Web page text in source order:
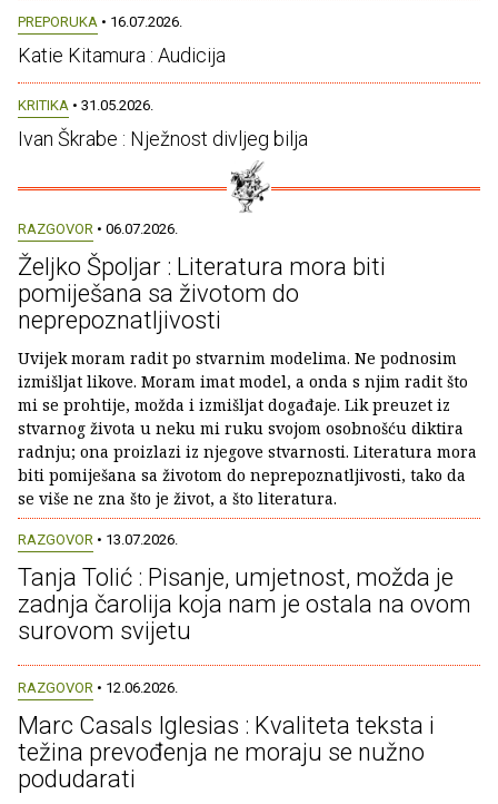
PREPORUKA • 16.07.2026.
Katie Kitamura : Audicija
KRITIKA • 31.05.2026.
Ivan Škrabe : Nježnost divljeg bilja
RAZGOVOR • 06.07.2026.
Željko Špoljar : Literatura mora biti
pomiješana sa životom do
neprepoznatljivosti
Uvijek moram radit po stvarnim modelima. Ne podnosim
izmišljat likove. Moram imat model, a onda s njim radit što
mi se prohtije, možda i izmišljat događaje. Lik preuzet iz
stvarnog života u neku mi ruku svojom osobnošću diktira
radnju; ona proizlazi iz njegove stvarnosti. Literatura mora
biti pomiješana sa životom do neprepoznatljivosti, tako da
se više ne zna što je život, a što literatura.
RAZGOVOR • 13.07.2026.
Tanja Tolić : Pisanje, umjetnost, možda je
zadnja čarolija koja nam je ostala na ovom
surovom svijetu
RAZGOVOR • 12.06.2026.
Marc Casals Iglesias : Kvaliteta teksta i
težina prevođenja ne moraju se nužno
podudarati